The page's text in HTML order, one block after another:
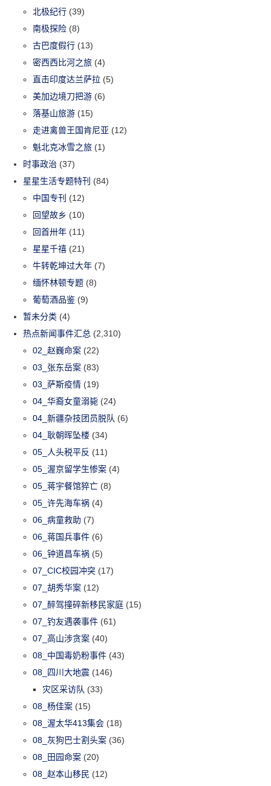
北极纪行 (39)
南极探险 (8)
古巴度假行 (13)
密西西比河之旅 (4)
直击印度达兰萨拉 (5)
美加边境刀把游 (6)
落基山旅游 (15)
走进禽兽王国肯尼亚 (12)
魁北克冰雪之旅 (1)
时事政治 (37)
星星生活专题特刊 (84)
中国专刊 (12)
回望故乡 (10)
回首卅年 (11)
星星千禧 (21)
牛转乾坤过大年 (7)
缅怀林顿专题 (8)
葡萄酒品鉴 (9)
暂未分类 (4)
热点新闻事件汇总 (2,310)
02_赵巍命案 (22)
03_张东岳案 (83)
03_萨斯疫情 (19)
04_华裔女童溺毙 (24)
04_新疆杂技团员脱队 (6)
04_耿朝晖坠楼 (34)
05_人头税平反 (11)
05_渥京留学生惨案 (4)
05_蒋宇餐馆猝亡 (8)
05_许先海车祸 (4)
06_病童救助 (7)
06_蒋国兵事件 (6)
06_钟道昌车祸 (5)
07_CIC校园冲突 (17)
07_胡秀华案 (12)
07_醉驾撞碎新移民家庭 (15)
07_钓友遇袭事件 (61)
07_高山涉贪案 (40)
08_中国毒奶粉事件 (43)
08_四川大地震 (146)
灾区采访队 (33)
08_杨佳案 (15)
08_渥太华413集会 (18)
08_灰狗巴士割头案 (36)
08_田园命案 (20)
08_赵本山移民 (12)